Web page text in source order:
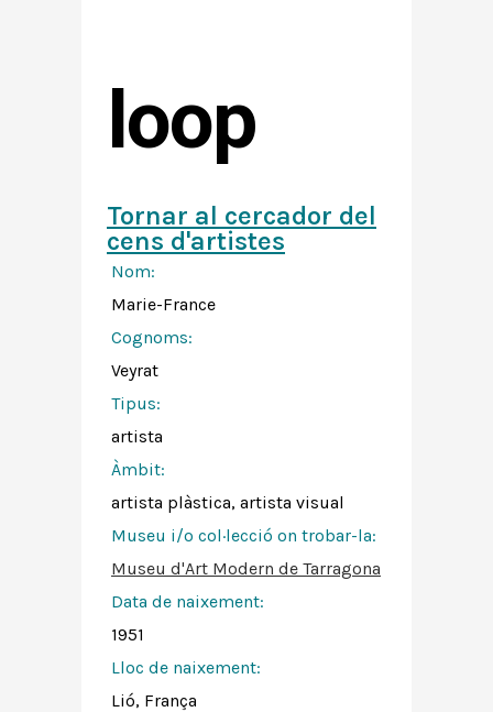
loop
Tornar al cercador del
cens d'artistes
Nom:
Marie-France
Cognoms:
Veyrat
Tipus:
artista
Àmbit:
artista plàstica, artista visual
Museu i/o col·lecció on trobar-la:
Museu d'Art Modern de Tarragona
Data de naixement:
1951
Lloc de naixement:
Lió, França